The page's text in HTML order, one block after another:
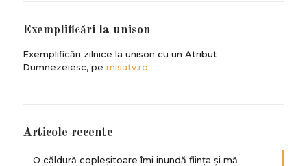
Exemplificări la unison
Exemplificări zilnice la unison cu un Atribut
Dumnezeiesc, pe misatv.ro.
Articole recente
O căldură copleșitoare îmi inundă ființa și mă